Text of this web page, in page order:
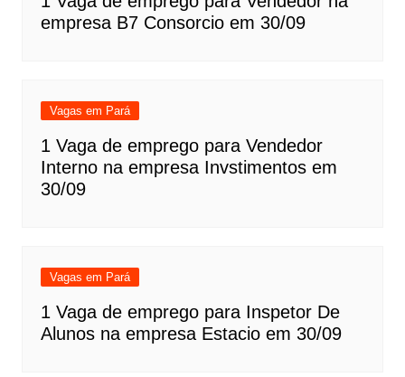
empresa B7 Consorcio em 30/09
Vagas em Pará
1 Vaga de emprego para Vendedor
Interno na empresa Invstimentos em
30/09
Vagas em Pará
1 Vaga de emprego para Inspetor De
Alunos na empresa Estacio em 30/09